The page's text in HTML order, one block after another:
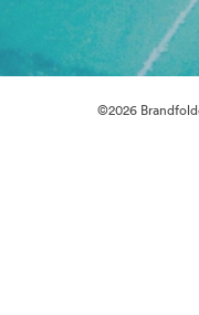
©2026